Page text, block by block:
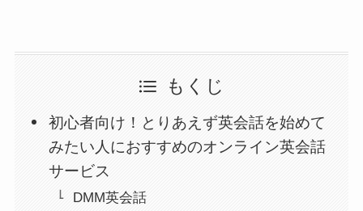
もくじ
初心者向け！とりあえず英会話を始めて
みたい人におすすめのオンライン英会話
サービス
DMM英会話